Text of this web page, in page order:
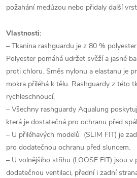
požahání medúzou nebo přidaly další
Vlastnosti:
– Tkanina rashguardu je z 80 %
Polyester pomáhá udržet svěží a jasné
proti chloru. Směs nylonu a elastanu je
mokra přiléhá k tělu. Rashguardy z této
rychleschnoucí.
– Všechny rashguardy Aqualung
která je dostatečná pro ochranu před
– U přiléhavých modelů (SLIM FIT) je
pro dodatečnou ochranu před sluncem.
– U volnějšího střihu (LOOSE FIT) jsou v
dodatečnou ventilaci, přední i zadní